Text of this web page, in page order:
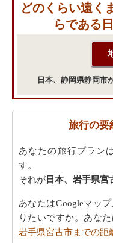
どのくらい遠く
らである
日本、静岡県静岡市
旅行の要
あなたの旅行プラン
す。
それが 日本、岩手県宮
あなたはGoogleマッ
りたいですか。あなた
岩手県宮古市までの距